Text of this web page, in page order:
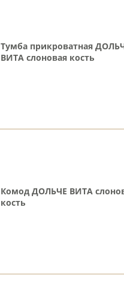
Тумба прикроватная
ВИТА слоновая кость
Комод ДОЛЬЧЕ ВИТА
кость